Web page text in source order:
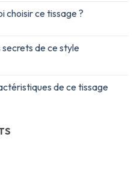
choisir ce tissage ?
de ce style
de ce tissage